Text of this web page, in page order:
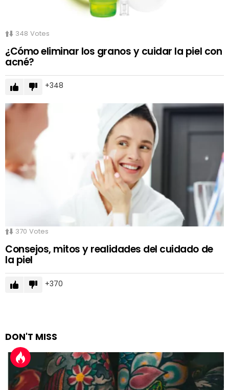
348 Votes
¿Cómo eliminar los granos y cuidar la piel con
acné?
348
370 Votes
Consejos, mitos y realidades del cuidado de
la piel
370
DON'T MISS